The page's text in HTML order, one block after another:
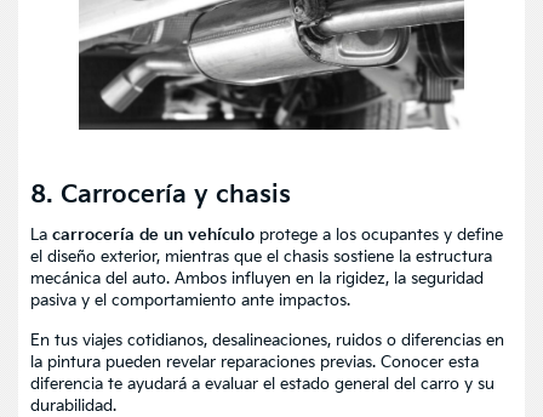
8. Carrocería y chasis
La carrocería de un vehículo protege a los ocupantes y define
el diseño exterior, mientras que el chasis sostiene la estructura
mecánica del auto. Ambos influyen en la rigidez, la seguridad
pasiva y el comportamiento ante impactos.
En tus viajes cotidianos, desalineaciones, ruidos o diferencias en
la pintura pueden revelar reparaciones previas. Conocer esta
diferencia te ayudará a evaluar el estado general del carro y su
durabilidad.